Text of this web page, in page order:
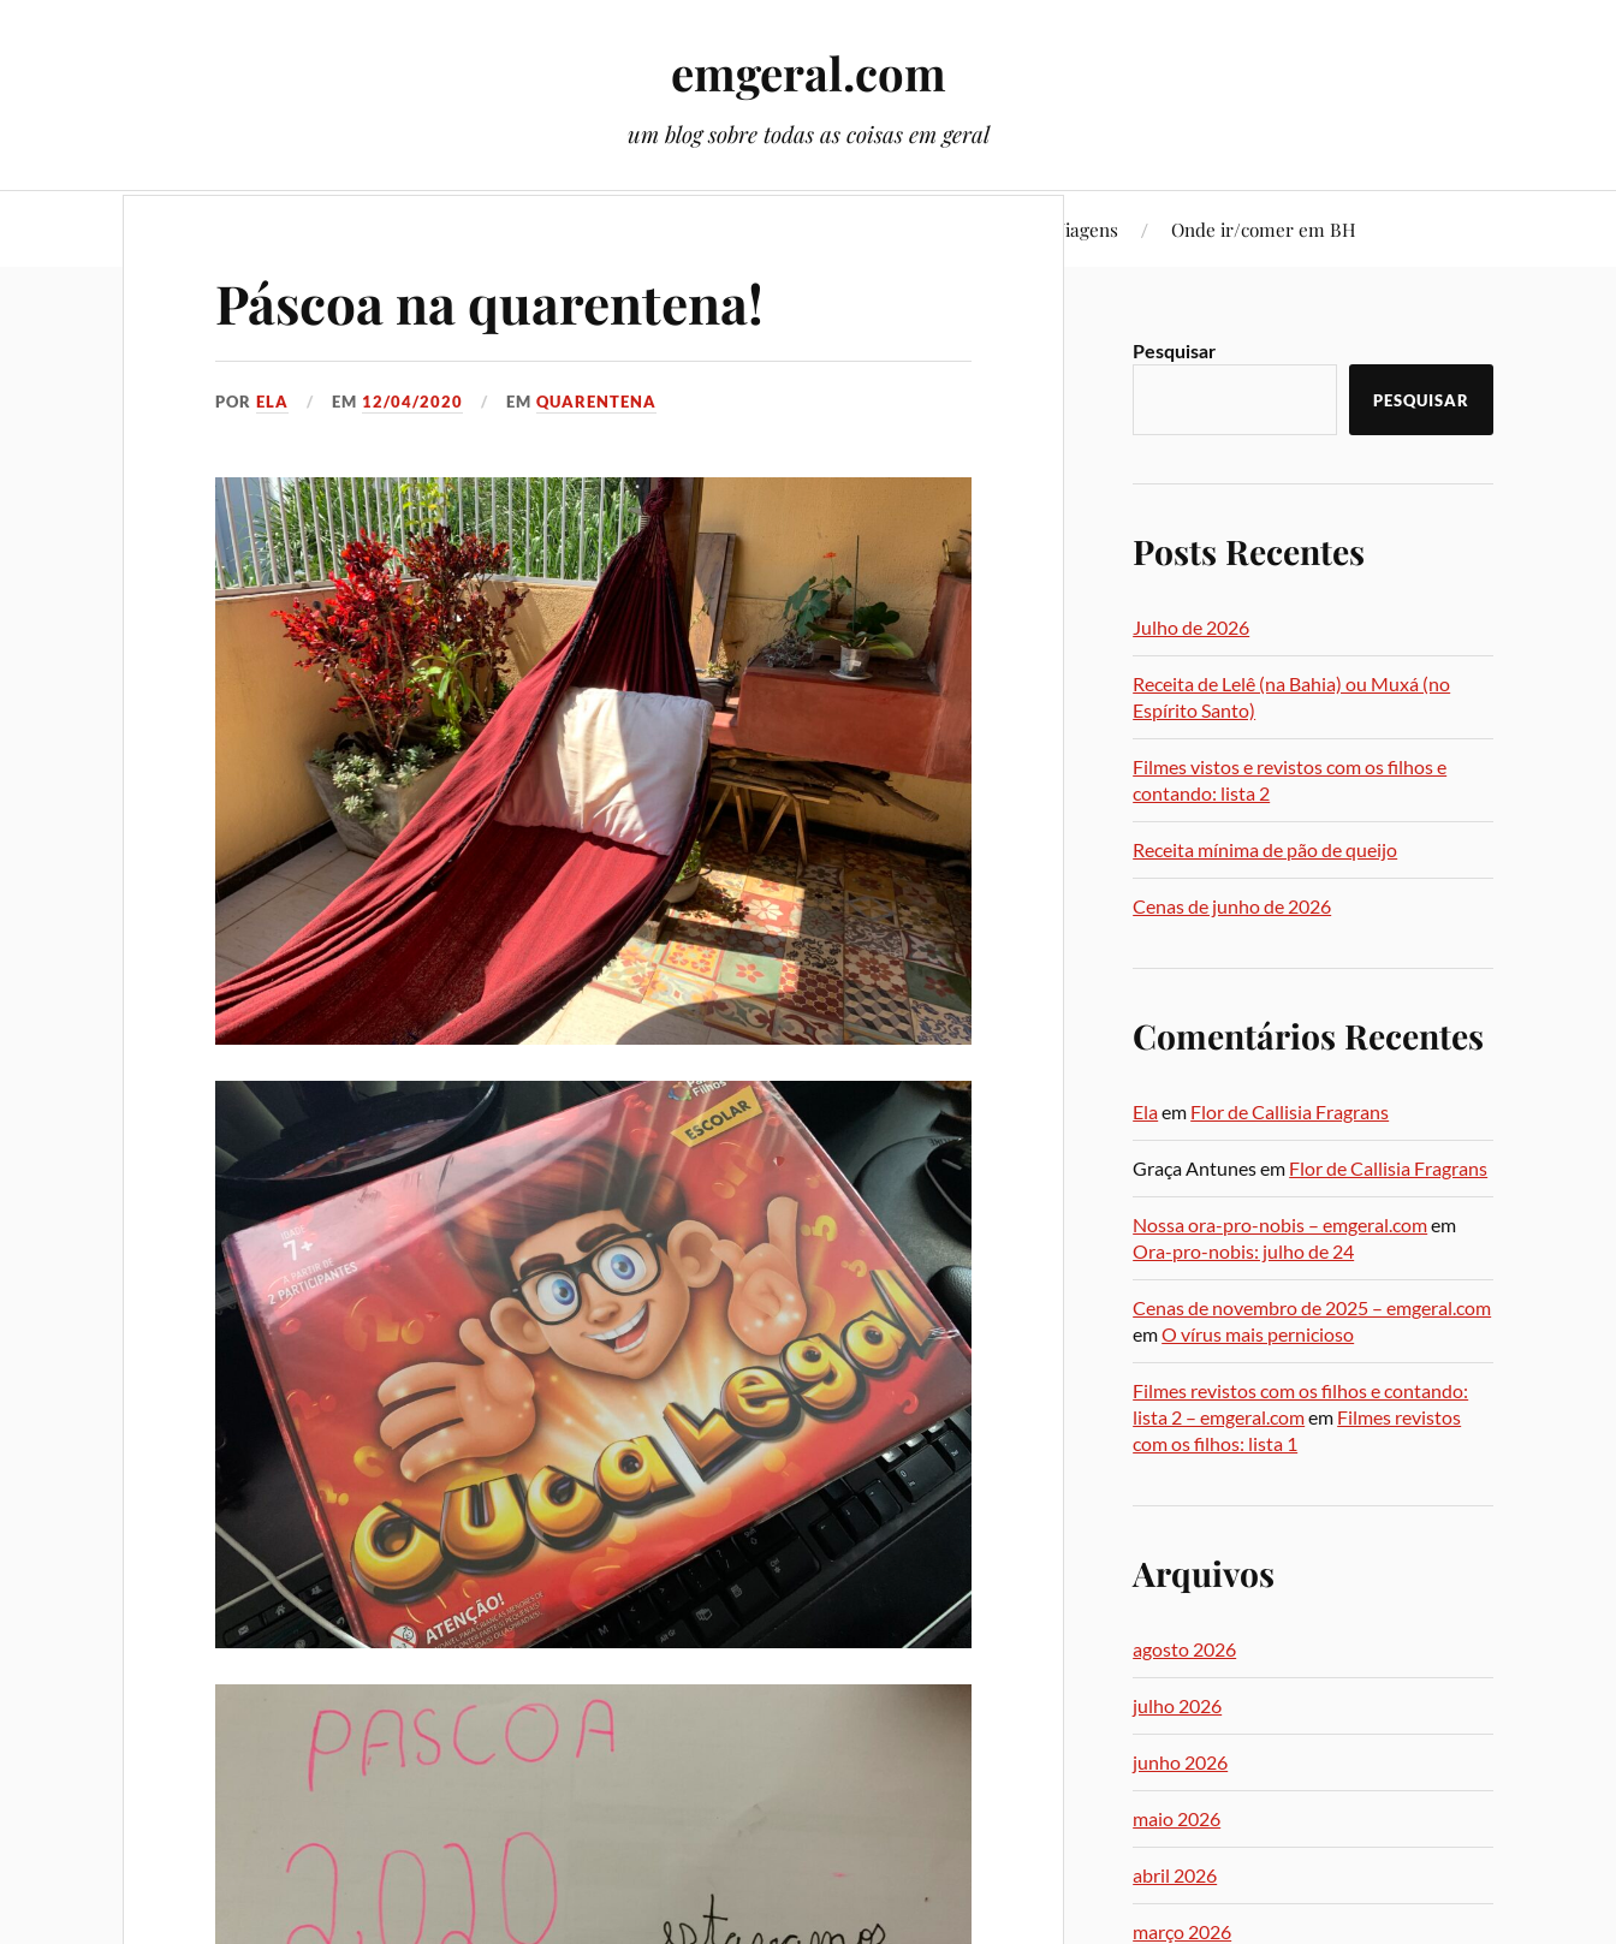
emgeral.com
um blog sobre todas as coisas em geral
Viagens Onde ir/comer em BH
Páscoa na quarentena!
PORELA EM 12/04/2020 EMQUARENTENA
Pesquisar
PESQUISAR
Posts Recentes
Julho de 2026
Receita de Lelê (na Bahia) ou Muxá (no
Espírito Santo)
Filmes vistos e revistos com os filhos e
contando: lista 2
Receita mínima de pão de queijo
Cenas de junho de 2026
Comentários Recentes
Elaem Flor de Callisia Fragrans
Graça Antunesem Flor de Callisia Fragrans
Nossa ora-pro-nobis – emgeral.comem
Ora-pro-nobis: julho de 24
Cenas de novembro de 2025 – emgeral.com
emO vírus mais pernicioso
Filmes revistos com os filhos e contando:
lista 2 – emgeral.comem Filmes revistos
com os filhos: lista 1
Arquivos
agosto 2026
julho 2026
junho 2026
maio 2026
abril 2026
março 2026